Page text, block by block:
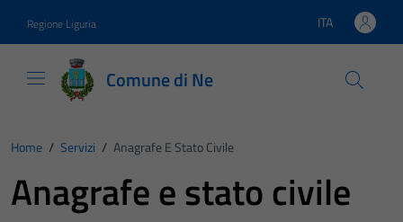
Regione Liguria Lingua attiva:
ITA
Comune di Ne
Home / Servizi / Anagrafe E Stato Civile
Anagrafe e stato civile